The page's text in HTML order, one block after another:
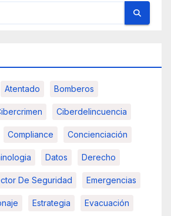
Atentado Bomberos
Ciberdelincuencia
Compliance Concienciación
Datos Derecho
De Seguridad Emergencias
Estrategia Evacuación